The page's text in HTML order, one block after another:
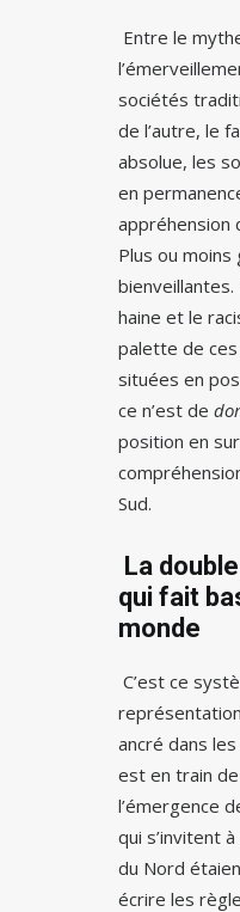
Entre le
sociétés
de l’autre, le
absolue, les
en
appréhension
Plus ou
bienveillantes.
haine et le
palette de
situées en
ce n’est de
position en
Sud.
La
qui fait
monde
C’est ce
ancré dans
est en train
l’émergence
qui s’invitent
du Nord
écrire les